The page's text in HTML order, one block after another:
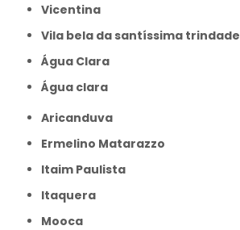
Vicentina
Vila bela da santíssima trindade
Água Clara
Água clara
Aricanduva
Ermelino Matarazzo
Itaim Paulista
Itaquera
Mooca